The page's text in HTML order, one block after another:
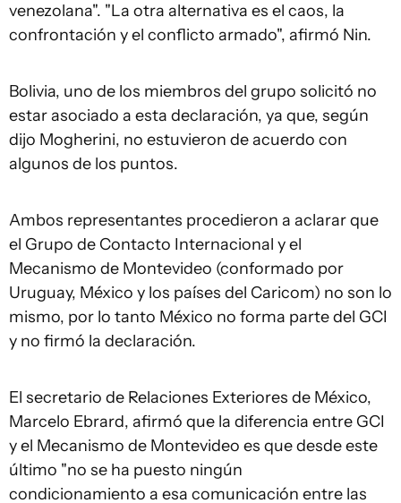
venezolana". "La otra alternativa es el caos, la
confrontación y el conflicto armado", afirmó Nin.
Bolivia, uno de los miembros del grupo solicitó no
estar asociado a esta declaración, ya que, según
dijo Mogherini, no estuvieron de acuerdo con
algunos de los puntos.
Ambos representantes procedieron a aclarar que
el Grupo de Contacto Internacional y el
Mecanismo de Montevideo (conformado por
Uruguay, México y los países del Caricom) no son lo
mismo, por lo tanto México no forma parte del GCI
y no firmó la declaración.
El secretario de Relaciones Exteriores de México,
Marcelo Ebrard, afirmó que la diferencia entre GCI
y el Mecanismo de Montevideo es que desde este
último "no se ha puesto ningún
condicionamiento a esa comunicación entre las